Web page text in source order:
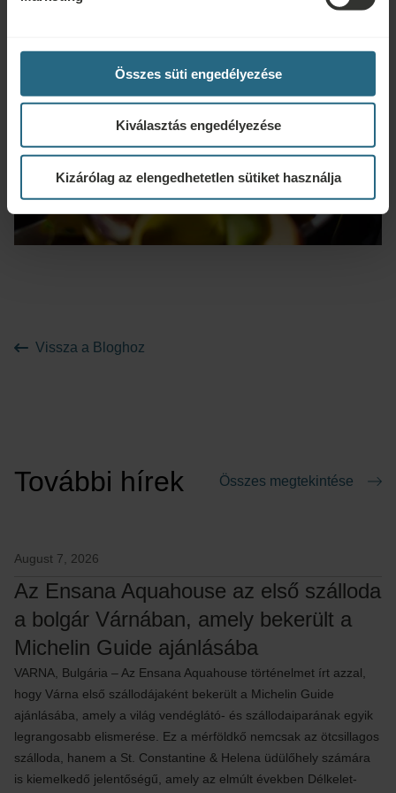
Összes süti engedélyezése
Kiválasztás engedélyezése
Kizárólag az elengedhetetlen sütiket használja
Vissza a Bloghoz
További hírek Összes megtekintése
August 7, 2026
Az Ensana Aquahouse az első szálloda
a bolgár Várnában, amely bekerült a
Michelin Guide ajánlásába
VARNA, Bulgária – Az Ensana Aquahouse történelmet írt azzal,
hogy Várna első szállodájaként bekerült a Michelin Guide
ajánlásába, amely a világ vendéglátó- és szállodaiparának egyik
legrangosabb elismerése. Ez a mérföldkő nemcsak az ötcsillagos
szálloda, hanem a St. Constantine & Helena üdülőhely számára
is kiemelkedő jelentőségű, amely az elmúlt években Délkelet-